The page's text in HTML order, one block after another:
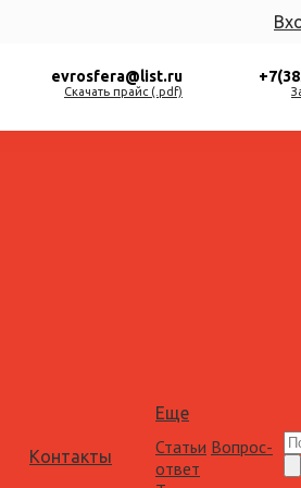
evrosfera@list.ru
Скачать прайс (.pdf)
Контакты
Еще
Статьи Вопрос-
ответ